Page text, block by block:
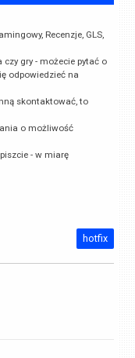
Recenzje, GLS,
gry - możecie pytać o
odpowiedzieć na
skontaktować, to
o możliwość
- w miarę
hotfix